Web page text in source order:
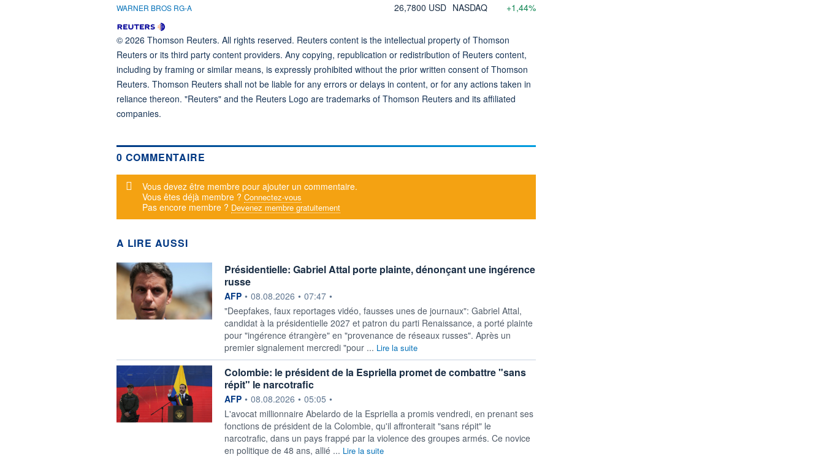
WARNER BROS RG-A 26,7800 USD NASDAQ +1,44%
© 2026 Thomson Reuters. All rights reserved. Reuters content is the intellectual property of Thomson
Reuters or its third party content providers. Any copying, republication or redistribution of Reuters content,
including by framing or similar means, is expressly prohibited without the prior written consent of Thomson
Reuters. Thomson Reuters shall not be liable for any errors or delays in content, or for any actions taken in
reliance thereon. "Reuters" and the Reuters Logo are trademarks of Thomson Reuters and its affiliated
companies.
0 COMMENTAIRE
Message d'alerte
Vous devez être membre pour ajouter un commentaire.
Vous êtes déjà membre ? Connectez-vous
Pas encore membre ? Devenez membre gratuitement
A LIRE AUSSI
Présidentielle: Gabriel Attal porte plainte, dénonçant une ingérence
russe
information fournie par
AFP • 08.08.2026 • 07:47 •
"Deepfakes, faux reportages vidéo, fausses unes de journaux": Gabriel Attal,
candidat à la présidentielle 2027 et patron du parti Renaissance, a porté plainte
pour "ingérence étrangère" en "provenance de réseaux russes". Après un
premier signalement mercredi "pour ... Lire la suite
Colombie: le président de la Espriella promet de combattre "sans
répit" le narcotrafic
information fournie par
AFP • 08.08.2026 • 05:05 •
L'avocat millionnaire Abelardo de la Espriella a promis vendredi, en prenant ses
fonctions de président de la Colombie, qu'il affronterait "sans répit" le
narcotrafic, dans un pays frappé par la violence des groupes armés. Ce novice
en politique de 48 ans, allié ... Lire la suite